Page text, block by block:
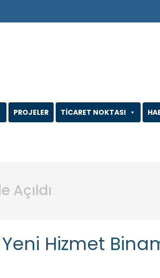
PROJELER TİCARET NOKTASI
Açıldı
Yeni Hizmet